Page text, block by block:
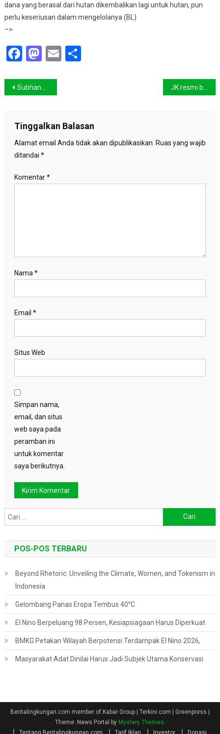
dana yang berasal dari hutan dikembalikan lagi untuk hutan, pun
perlu keseriusan dalam mengelolanya (BL)
–>
Facebook
Mastodon
EmailShare
Navigasi
Subhanallah, pesisir pantai Banyuwangi mendadak banjir ikan
Tinggalkan Balasan
Alamat email Anda tidak akan dipublikasikan. Ruas yang wajib
ditandai *
Komentar*
Nama *
Email *
Situs Web
Simpan nama,
email, dan situs
web saya pada
peramban ini
untuk komentar
saya berikutnya.
untuk:
POS-POS TERBARU
Beyond Rhetoric: Unveiling the Climate, Women, and Tokenism in
Indonesia
Gelombang Panas Eropa Tembus 40°C
El Nino Berpeluang 98 Persen, Kesiapsiagaan Harus Diperkuat
BMKG Petakan Wilayah Berpotensi Terdampak El Nino 2026,
Masyarakat Adat Dinilai Harus Jadi Subjek Utama Konservasi
Beritalingkungan.com member of Kabar Group | Terkini.com | Greenpress |
Theme: News Portal by Mystery Themes
Tentang Beritalingkungan.com
Tarif Iklan Investor Donasi